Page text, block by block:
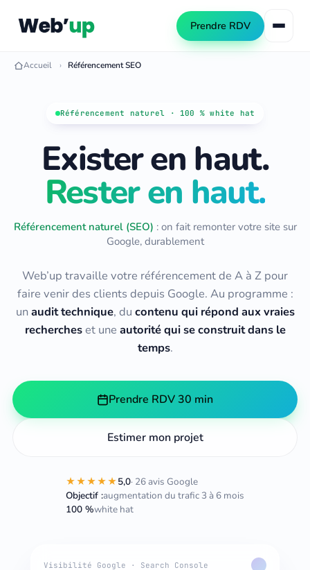
Prendre RDV
Référencement naturel
Netlinking SEO
Consultant SEO
Audit SEO
Formation SEO
Création de site web
Refonte de site
Publicité Google Ads
Automatisation PME
Automatiser les tâches PME
Automatiser le contenu SEO
Accueil Référencement SEO
Référencement naturel · 100 % white hat
Exister en haut.
Rester en haut.
Référencement naturel (SEO) : on fait remonter votre site sur
Google, durablement
Web’up travaille votre référencement de A à Z pour
faire venir des clients depuis Google. Au programme :
unaudit technique, du contenu qui répond aux vraies
rechercheset une autorité qui se construit dans le
temps.
Prendre RDV 30 min
Estimer mon projet
★★★★★5,0· 26 avis Google
Objectif :augmentation du trafic 3 à 6 mois
100 %white hat
Visibilité Google · Search Console